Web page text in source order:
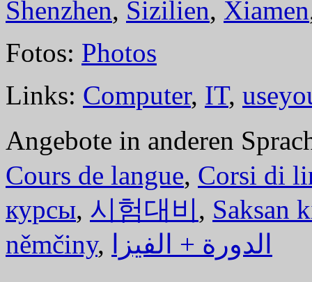
Shenzhen, Sizilien, Xiamen
Fotos: Photos
Links: Computer, IT,
Angebote in anderen
Cours de langue, Corsi di
курсы, 시험대비, Saksan
němčiny, الدورة + الفيزا